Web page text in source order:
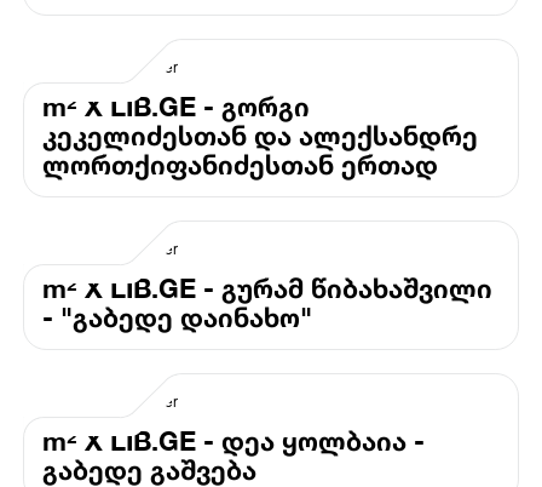
m² X LIB.GE - გორგი
კეკელიძესთან და ალექსანდრე
ლორთქიფანიძესთან ერთად
m² X LIB.GE - გურამ წიბახაშვილი
- "გაბედე დაინახო"
m² X LIB.GE - დეა ყოლბაია -
გაბედე გაშვება